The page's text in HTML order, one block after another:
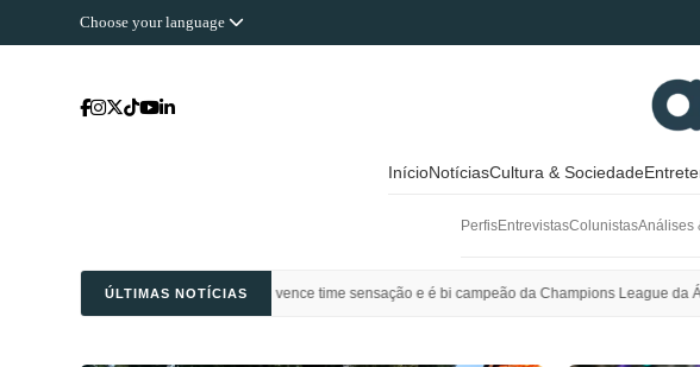
Choose your language
InícioNotíciasCultura & Sociedade
PerfisEntrevistasColunistasAnálises
ÚLTIMAS NOTÍCIAS
Saudi vence time sensação e é bi campeão da Champions League da Ásia Polícia da